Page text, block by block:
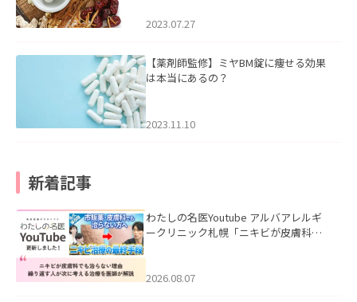
2023.07.27
【薬剤師監修】ミヤBM錠に痩せる効果
は本当にあるの？
2023.11.10
新着記事
わたしの名医Youtube アルバアレルギ
ークリニック札幌「ニキビが皮膚科で
ました。
2026.08.07